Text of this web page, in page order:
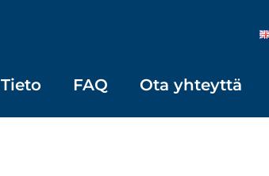
Tieto FAQ Ota yhteyttä